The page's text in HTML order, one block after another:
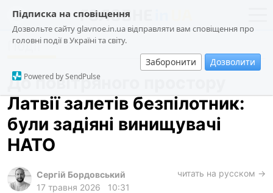
Підписка на сповіщення
Дозвольте сайту glavnoe.in.ua відправляти вам сповіщення про
головні події в Україні та світу.
Заборонити Дозволити
Powered by SendPulse
новини
про проєкт
суспільство
події
кримінал
Події
До повітряного простору
Латвії залетів безпілотник:
були задіяні винищувачі
НАТО
Сергій Бордовський
17 травня 2026
10:31
читать на русском →